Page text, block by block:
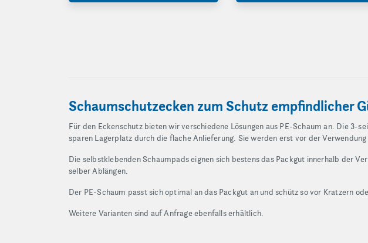
Schaumschutzecken zum Schutz empfindlicher
Für den Eckenschutz bieten wir verschiedene Lösungen aus PE-Schaum an. Die
sparen Lagerplatz durch die flache Anlieferung. Sie werden erst vor der
Die selbstklebenden Schaumpads eignen sich bestens das Packgut innerhalb der
selber Ablängen.
Der PE-Schaum passt sich optimal an das Packgut an und schütz so vor Kratzern
Weitere Varianten sind auf Anfrage ebenfalls erhältlich.